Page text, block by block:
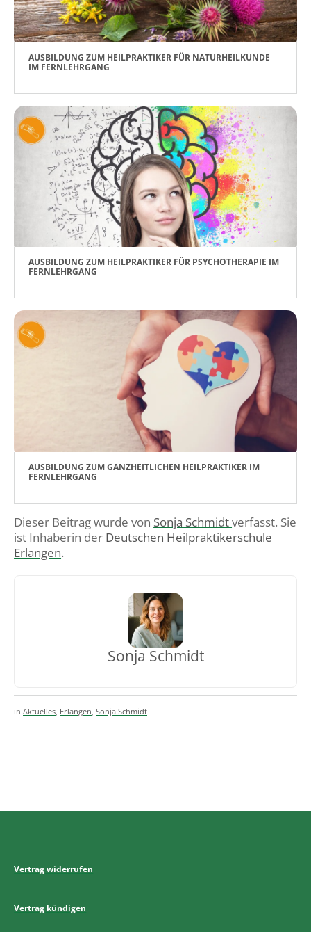
AUSBILDUNG ZUM HEILPRAKTIKER FÜR NATURHEILKUNDE
IM FERNLEHRGANG
AUSBILDUNG ZUM HEILPRAKTIKER FÜR PSYCHOTHERAPIE IM
FERNLEHRGANG
AUSBILDUNG ZUM GANZHEITLICHEN HEILPRAKTIKER IM
FERNLEHRGANG
Dieser Beitrag wurde von Sonja Schmidtverfasst. Sie
ist Inhaberin der Deutschen Heilpraktikerschule
Erlangen.
Sonja Schmidt
in Aktuelles, Erlangen, Sonja Schmidt
Vertrag widerrufen
Vertrag kündigen